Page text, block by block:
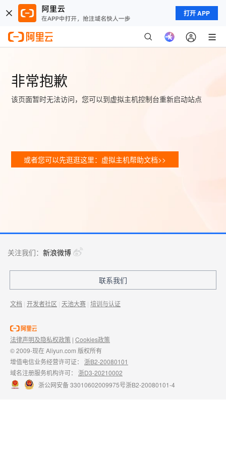
打开 APP
非常抱歉
该页面暂时无法访问，您可以到虚拟主机控制台重新启动站点
或者您可以先逛逛这里：虚拟主机帮助文档>>